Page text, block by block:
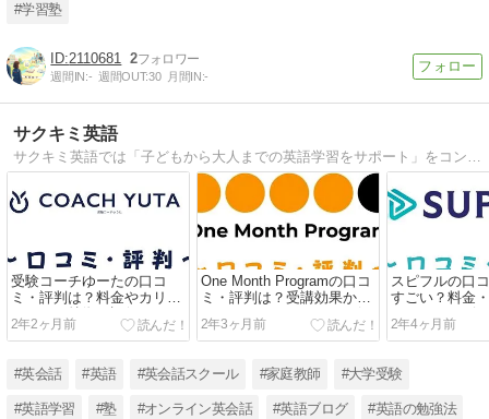
#学習塾
2110681 2
週間IN:- 週間OUT:30 月間IN:-
サクキミ英語
サクキミ英語では「子どもから大人までの英語学習をサポート」をコンセプトとして、「英語コーチングスクール」「英会話教室」「オンライン英会話」「英語塾」「中学〜大学受検対策の学習塾や家庭教師」のレビューを中心に、英語学習に関する最新情報を発信。
受験コーチゆーたの口コ
ミ・評判は？料金やカリキ
ュラムの特徴を評価
2年2ヶ月前
One Month Programの口コ
ミ・評判は？受講効果から
メリット・デメリットを解
説
2年3ヶ月前
スピフルの口
すごい？料金
リットをレビ
2年4ヶ月前
#英会話 #英語 #英会話スクール #家庭教師 #大学受験
#英語学習 #塾 #オンライン英会話 #英語ブログ #英語の勉強法